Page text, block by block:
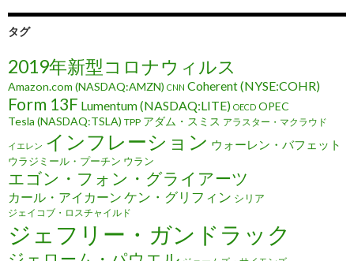
タグ
2019年新型コロナウィルス
Amazon.com (NASDAQ:AMZN) CNN Coherent (NYSE:COHR)
Form 13F Lumentum (NASDAQ:LITE) OECD OPEC
Tesla (NASDAQ:TSLA) TPP アダム・スミス アラスター・マクラウド
イエレン インフレーション ウォーレン・バフェット
ウラジミール・プーチン ウラン
エゴン・フォン・グライアーツ
カール・アイカーン ケン・グリフィン シリア
ジェイコブ・ロスチャイルド
ジェフリー・ガンドラック